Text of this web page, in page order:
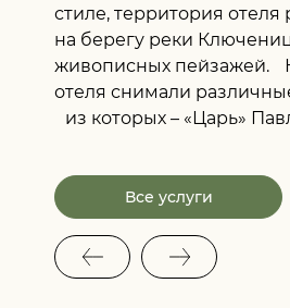
стиле, территория отеля
на берегу реки
живописных пейзажей.
отеля снимали
из которых – «Царь»
Все услуги